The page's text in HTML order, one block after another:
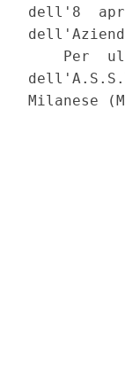
dell'8
Per
Milanese